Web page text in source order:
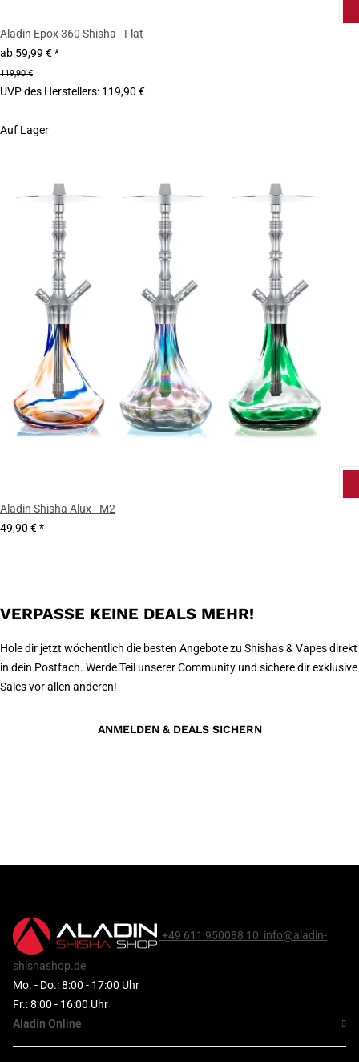
Aladin Epox 360 Shisha - Flat -
ab 59,99 €*
119,90 €
UVP des Herstellers: 119,90 €
Auf Lager
Aladin Shisha Alux - M2
49,90 €*
VERPASSE KEINE DEALS MEHR!
Hole dir jetzt wöchentlich die besten Angebote zu Shishas & Vapes direkt
in dein Postfach. Werde Teil unserer Community und sichere dir exklusive
Sales vor allen anderen!
ANMELDEN & DEALS SICHERN
+49 611 950088 10 info@aladin-
shishashop.de
Mo. - Do.: 8:00 - 17:00 Uhr
Fr.: 8:00 - 16:00 Uhr
Aladin Online